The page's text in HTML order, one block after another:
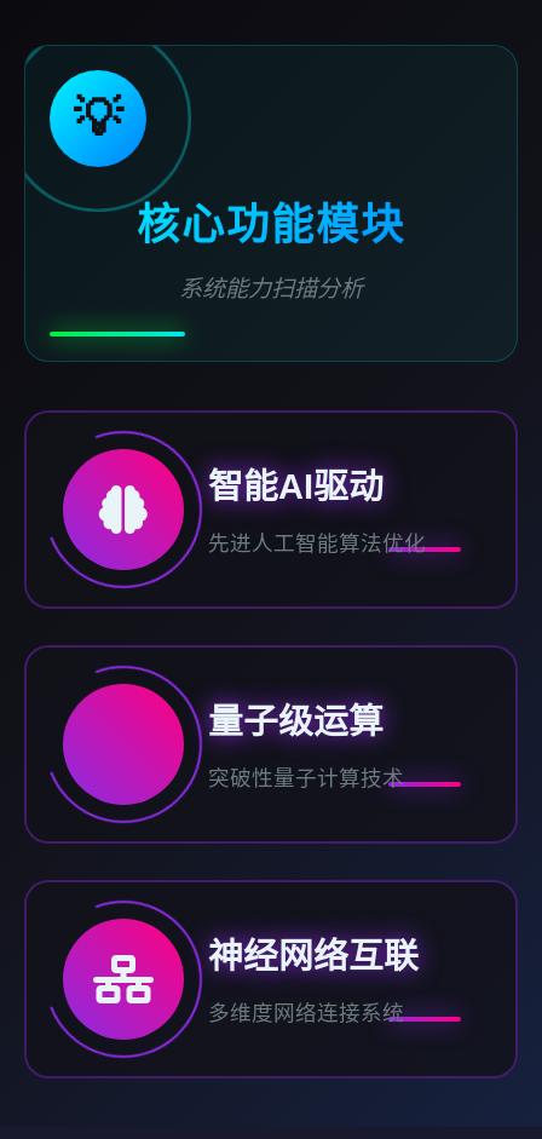
💡
核心功能模块
系统能力扫描分析
智能AI驱动
先进人工智能算法优化
量子级运算
突破性量子计算技术
神经网络互联
多维度网络连接系统